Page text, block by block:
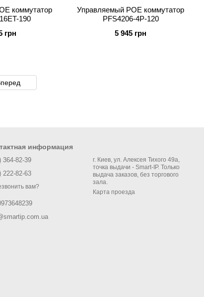
коммутатор
190
грн
Управляемый POE коммутатор
PFS4206-4P-120
5 945 грн
информация
364-82-39
222-82-63
вам?
г. Киев, ул. Алексея Тихого 49а,
точка выдачи - Smart-IP. Только
выдача заказов, без торгового
зала.
Карта проезда